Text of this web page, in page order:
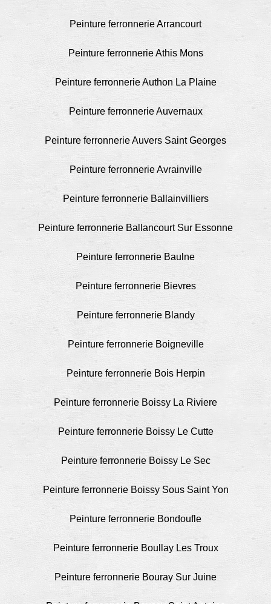
Peinture ferronnerie Arrancourt
Peinture ferronnerie Athis Mons
Peinture ferronnerie Authon La Plaine
Peinture ferronnerie Auvernaux
Peinture ferronnerie Auvers Saint Georges
Peinture ferronnerie Avrainville
Peinture ferronnerie Ballainvilliers
Peinture ferronnerie Ballancourt Sur Essonne
Peinture ferronnerie Baulne
Peinture ferronnerie Bievres
Peinture ferronnerie Blandy
Peinture ferronnerie Boigneville
Peinture ferronnerie Bois Herpin
Peinture ferronnerie Boissy La Riviere
Peinture ferronnerie Boissy Le Cutte
Peinture ferronnerie Boissy Le Sec
Peinture ferronnerie Boissy Sous Saint Yon
Peinture ferronnerie Bondoufle
Peinture ferronnerie Boullay Les Troux
Peinture ferronnerie Bouray Sur Juine